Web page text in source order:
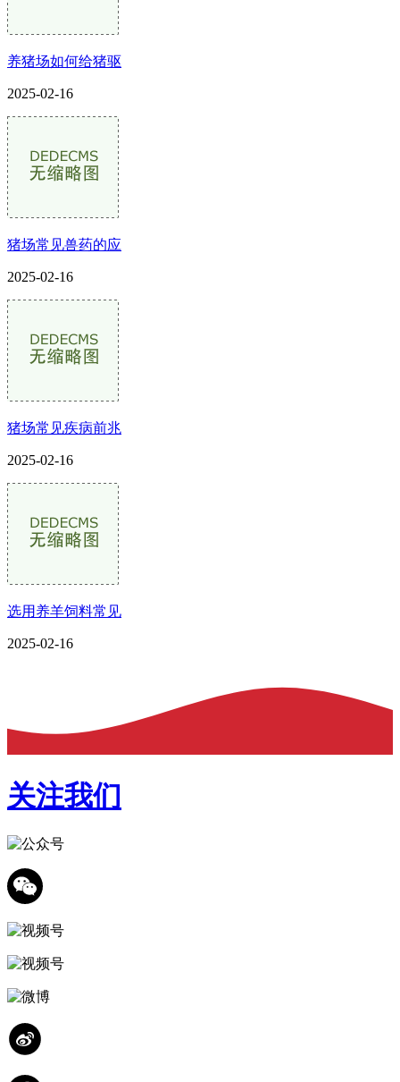
养猪场如何给猪驱
2025-02-16
猪场常见兽药的应
2025-02-16
猪场常见疾病前兆
2025-02-16
选用养羊饲料常见
2025-02-16
关注我们